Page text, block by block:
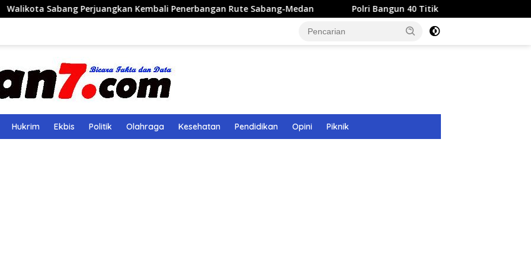
Perjuangkan Kembali Penerbangan Rute Sabang-Medan Polri Bangun 40 Titik Sumur Bor untuk Warga Pascabanjir
Hukrim Ekbis Politik Olahraga Kesehatan Pendidikan Opini Piknik